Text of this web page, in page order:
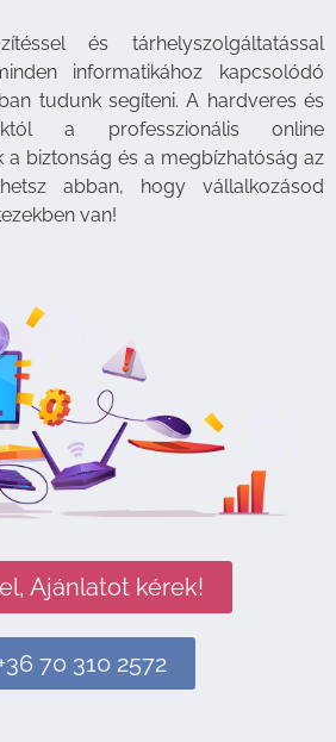
és tárhelyszolgáltatással
informatikához kapcsolódó
tudunk segíteni. A hardveres és
a professzionális online
a biztonság és a megbízhatóság az
abban, hogy vállalkozásod
van!
Ajánlatot kérek!
70 310 2572